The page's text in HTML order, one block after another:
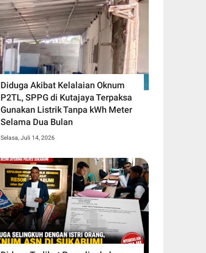
Diduga Akibat Kelalaian Oknum
P2TL, SPPG di Kutajaya Terpaksa
Gunakan Listrik Tanpa kWh Meter
Selama Dua Bulan
Selasa, Juli 14, 2026